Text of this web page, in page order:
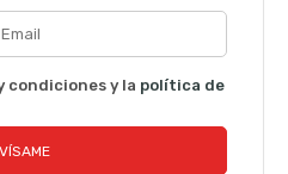
condiciones y la política de